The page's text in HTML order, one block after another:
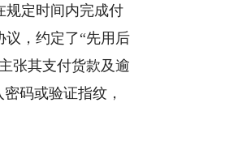
规定时间内完成付
，约定了“先用后
张其支付货款及逾
码或验证指纹，